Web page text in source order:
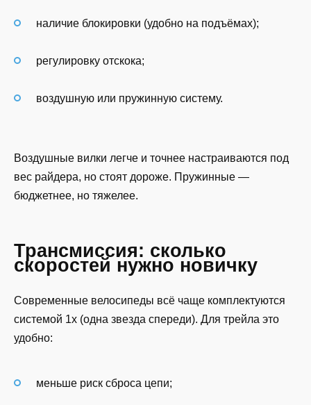
наличие блокировки (удобно на подъёмах);
регулировку отскока;
воздушную или пружинную систему.
Воздушные вилки легче и точнее настраиваются под
вес райдера, но стоят дороже. Пружинные —
бюджетнее, но тяжелее.
Трансмиссия: сколько
скоростей нужно новичку
Современные велосипеды всё чаще комплектуются
системой 1x (одна звезда спереди). Для трейла это
удобно:
меньше риск сброса цепи;